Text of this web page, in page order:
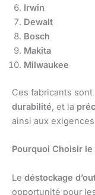
Irwin
Dewalt
Bosch
Makita
Milwaukee
Ces fabricants
durabilité, et la
ainsi aux
Pourquoi Choisir le
Le déstockage
opportunité pour